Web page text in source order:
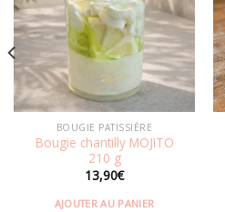
Ajouter
à la
wishlist
BOUGIE PATISSIÈRE
Bougie chantilly MOJITO
210 g
13,90€
AJOUTER AU PANIER